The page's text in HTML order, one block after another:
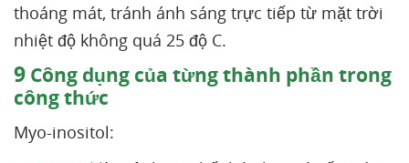
thoáng mát, tránh ánh sáng trực tiếp từ mặt trời
nhiệt độ không quá 25 độ C.
9 Công dụng của từng thành phần trong
công thức
Myo-inositol: